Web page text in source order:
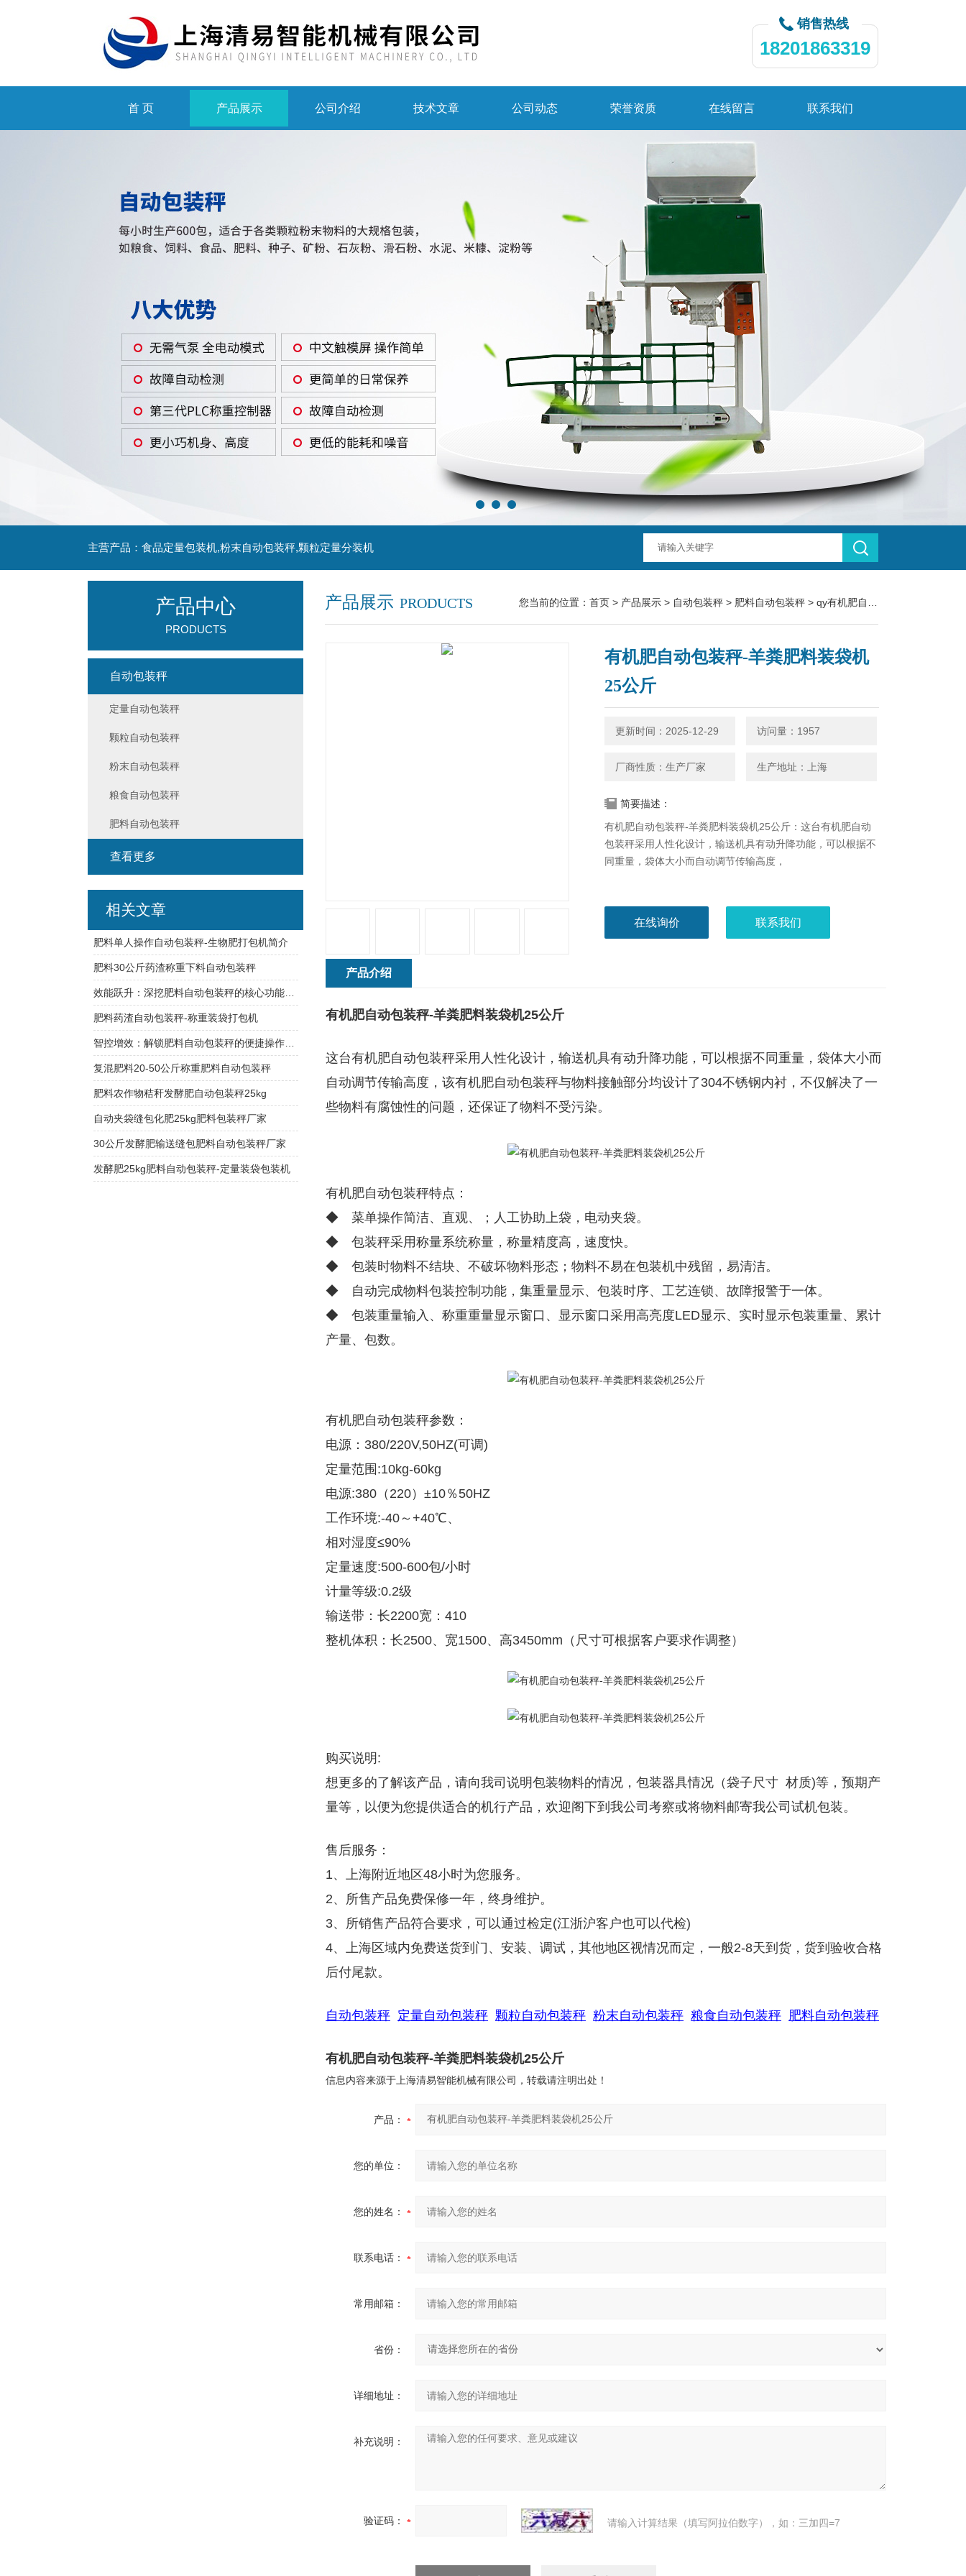
销售热线
18201863319
首 页 产品展示 公司介绍 技术文章 公司动态 荣誉资质 在线留言 联系我们
主营产品：食品定量包装机,粉末自动包装秤,颗粒定量分装机
产品展示 PRODUCTS 您当前的位置： 首页 > 产品展示 > 自动包装秤 > 肥料自动包装秤 > qy有机肥自动包装秤-羊粪肥料装袋机25公斤
有机肥自动包装秤-羊粪肥料装袋机
25公斤
更新时间：2025-12-29 访问量：1957
厂商性质：生产厂家 生产地址：上海
简要描述：
有机肥自动包装秤-羊粪肥料装袋机25公斤：这台有机肥自动
包装秤采用人性化设计，输送机具有动升降功能，可以根据不
同重量，袋体大小而自动调节传输高度，
在线询价 联系我们
产品介绍
有机肥自动包装秤-羊粪肥料装袋机25公斤
这台有机肥自动包装秤采用人性化设计，输送机具有动升降功能，可以根据不同重量，袋体大小而
自动调节传输高度，该有机肥自动包装秤与物料接触部分均设计了304不锈钢内衬，不仅解决了一
些物料有腐蚀性的问题，还保证了物料不受污染。
有机肥自动包装秤特点：
◆ 菜单操作简洁、直观、；人工协助上袋，电动夹袋。
◆ 包装秤采用称量系统称量，称量精度高，速度快。
◆ 包装时物料不结块、不破坏物料形态；物料不易在包装机中残留，易清洁。
◆ 自动完成物料包装控制功能，集重量显示、包装时序、工艺连锁、故障报警于一体。
◆ 包装重量输入、称重重量显示窗口、显示窗口采用高亮度LED显示、实时显示包装重量、累计
产量、包数。
有机肥自动包装秤参数：
电源：380/220V,50HZ(可调)
定量范围:10kg-60kg
电源:380（220）±10％50HZ
工作环境:-40～+40℃、
相对湿度≤90%
定量速度:500-600包/小时
计量等级:0.2级
输送带：长2200宽：410
整机体积：长2500、宽1500、高3450mm（尺寸可根据客户要求作调整）
购买说明:
想更多的了解该产品，请向我司说明包装物料的情况，包装器具情况（袋子尺寸 材质)等，预期产
量等，以便为您提供适合的机行产品，欢迎阁下到我公司考察或将物料邮寄我公司试机包装。
售后服务：
1、上海附近地区48小时为您服务。
2、所售产品免费保修一年，终身维护。
3、所销售产品符合要求，可以通过检定(江浙沪客户也可以代检)
4、上海区域内免费送货到门、安装、调试，其他地区视情况而定，一般2-8天到货，货到验收合格
后付尾款。
自动包装秤 定量自动包装秤 颗粒自动包装秤 粉末自动包装秤 粮食自动包装秤 肥料自动包装秤
有机肥自动包装秤-羊粪肥料装袋机25公斤
信息内容来源于上海清易智能机械有限公司，转载请注明出处！
产品：
您的单位：
您的姓名：
联系电话：
常用邮箱：
省份：
详细地址：
补充说明：
验证码： 请输入计算结果（填写阿拉伯数字），如：三加四=7
产品中心
PRODUCTS
自动包装秤
定量自动包装秤
颗粒自动包装秤
粉末自动包装秤
粮食自动包装秤
肥料自动包装秤
查看更多
相关文章
肥料单人操作自动包装秤-生物肥打包机简介
肥料30公斤药渣称重下料自动包装秤
效能跃升：深挖肥料自动包装秤的核心功能优势
肥料药渣自动包装秤-称重装袋打包机
智控增效：解锁肥料自动包装秤的便捷操作密码
复混肥料20-50公斤称重肥料自动包装秤
肥料农作物秸秆发酵肥自动包装秤25kg
自动夹袋缝包化肥25kg肥料包装秤厂家
30公斤发酵肥输送缝包肥料自动包装秤厂家
发酵肥25kg肥料自动包装秤-定量装袋包装机